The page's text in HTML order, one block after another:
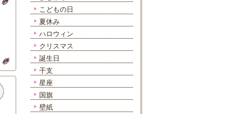
こどもの日
夏休み
ハロウィン
クリスマス
誕生日
干支
星座
国旗
壁紙